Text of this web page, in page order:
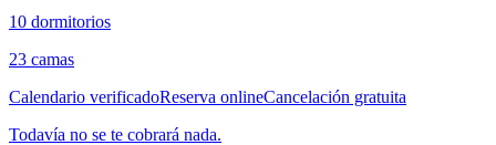
10 dormitorios
23 camas
Calendario verificadoReserva onlineCancelación gratuita
Todavía no se te cobrará nada.